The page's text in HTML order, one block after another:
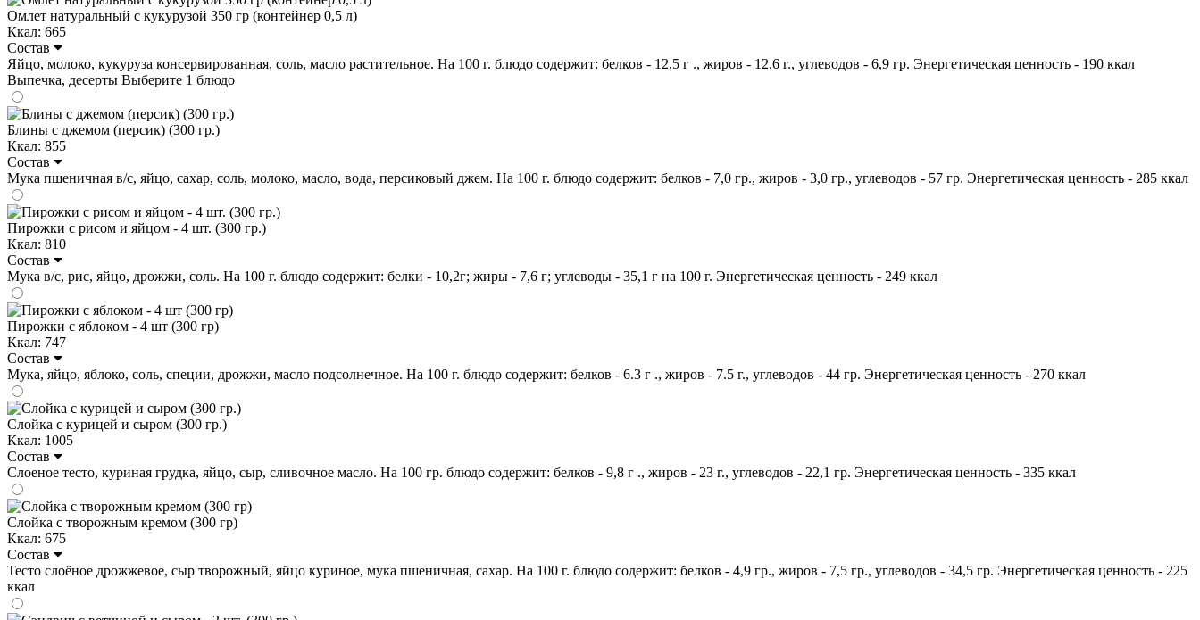
Омлет натуральный с кукурузой 350 гр (контейнер 0,5 л)
Ккал: 665
Состав
Яйцо, молоко, кукуруза консервированная, соль, масло растительное. На 100 г. блюдо содержит: белков - 12,5 г ., жиров - 12.6 г., углеводов - 6,9 гр. Энергетическая ценность - 190 ккал
Выпечка, десерты Выберите 1 блюдо
Блины с джемом (персик) (300 гр.)
Ккал: 855
Состав
Мука пшеничная в/с, яйцо, сахар, соль, молоко, масло, вода, персиковый джем. На 100 г. блюдо содержит: белков - 7,0 гр., жиров - 3,0 гр., углеводов - 57 гр. Энергетическая ценность - 285 ккал
Пирожки с рисом и яйцом - 4 шт. (300 гр.)
Ккал: 810
Состав
Мука в/с, рис, яйцо, дрожжи, соль. На 100 г. блюдо содержит: белки - 10,2г; жиры - 7,6 г; углеводы - 35,1 г на 100 г. Энергетическая ценность - 249 ккал
Пирожки с яблоком - 4 шт (300 гр)
Ккал: 747
Состав
Мука, яйцо, яблоко, соль, специи, дрожжи, масло подсолнечное. На 100 г. блюдо содержит: белков - 6.3 г ., жиров - 7.5 г., углеводов - 44 гр. Энергетическая ценность - 270 ккал
Слойка с курицей и сыром (300 гр.)
Ккал: 1005
Состав
Слоеное тесто, куриная грудка, яйцо, сыр, сливочное масло. На 100 гр. блюдо содержит: белков - 9,8 г ., жиров - 23 г., углеводов - 22,1 гр. Энергетическая ценность - 335 ккал
Слойка с творожным кремом (300 гр)
Ккал: 675
Состав
Тесто слоёное дрожжевое, сыр творожный, яйцо куриное, мука пшеничная, сахар. На 100 г. блюдо содержит: белков - 4,9 гр., жиров - 7,5 гр., углеводов - 34,5 гр. Энергетическая ценность - 225
ккал